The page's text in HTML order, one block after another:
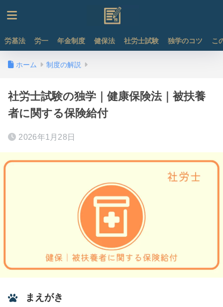
労基法 労一 年金制度 健保法 社労士試験 独学のコツ こ
ホーム 制度の解説
社労士試験の独学｜健康保険法｜被扶養
者に関する保険給付
2026年1月28日
まえがき